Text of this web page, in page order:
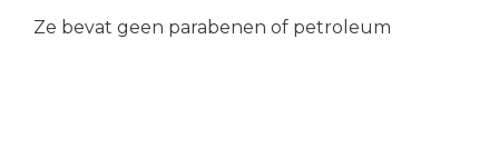
Ze bevat geen parabenen of petroleum